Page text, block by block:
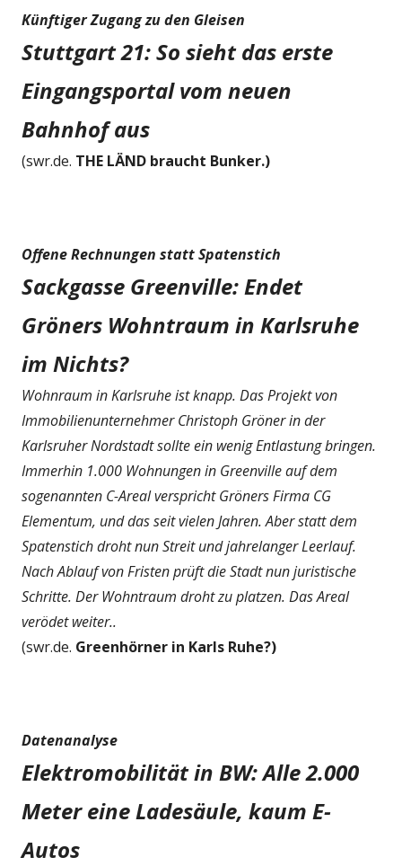
Künftiger Zugang zu den Gleisen
Stuttgart 21: So sieht das erste
Eingangsportal vom neuen
Bahnhof aus
(swr.de. THE LÄND braucht Bunker.)
Offene Rechnungen statt Spatenstich
Sackgasse Greenville: Endet
Gröners Wohntraum in Karlsruhe
im Nichts?
Wohnraum in Karlsruhe ist knapp. Das Projekt von
Immobilienunternehmer Christoph Gröner in der
Karlsruher Nordstadt sollte ein wenig Entlastung bringen.
Immerhin 1.000 Wohnungen in Greenville auf dem
sogenannten C-Areal verspricht Gröners Firma CG
Elementum, und das seit vielen Jahren. Aber statt dem
Spatenstich droht nun Streit und jahrelanger Leerlauf.
Nach Ablauf von Fristen prüft die Stadt nun juristische
Schritte. Der Wohntraum droht zu platzen. Das Areal
verödet weiter..
(swr.de. Greenhörner in Karls Ruhe?)
Datenanalyse
Elektromobilität in BW: Alle 2.000
Meter eine Ladesäule, kaum E-
Autos